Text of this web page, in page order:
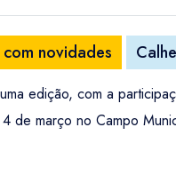
novidades
edição, com a
março no Campo